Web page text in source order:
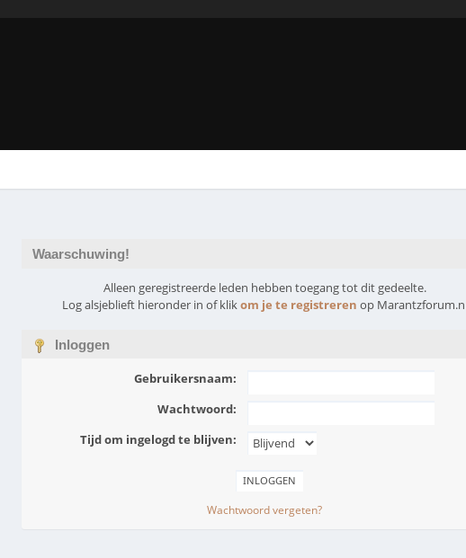
Waarschuwing!
Alleen geregistreerde leden hebben toegang tot dit gedeelte.
Log alsjeblieft hieronder in of klikom je te registreren op
Inloggen
Gebruikersnaam:
Wachtwoord:
Tijd om ingelogd te blijven:
Wachtwoord vergeten?